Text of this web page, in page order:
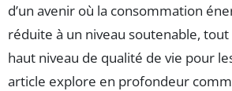
d’un avenir où la consommation
réduite à un niveau soutenable,
haut niveau de qualité de vie pour
article explore en profondeur